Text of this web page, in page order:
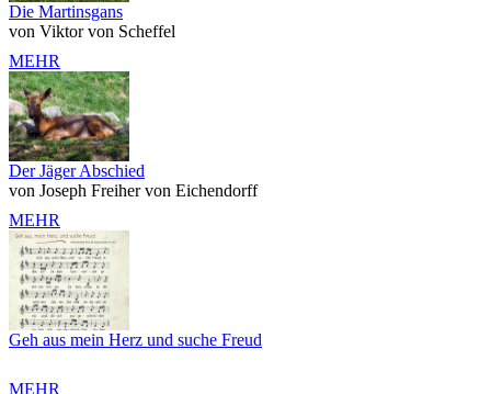
Die Martinsgans
von Viktor von Scheffel
MEHR
Der Jäger Abschied
von Joseph Freiher von Eichendorff
MEHR
Geh aus mein Herz und suche Freud
MEHR